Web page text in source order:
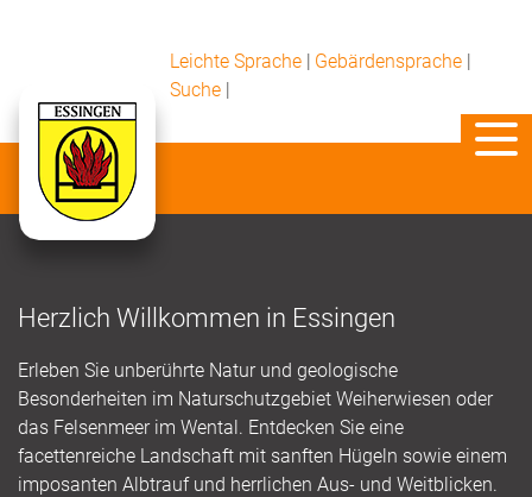
Leichte Sprache | Gebärdensprache |
Suche |
Herzlich Willkommen in Essingen
Erleben Sie unberührte Natur und geologische
Besonderheiten im Naturschutzgebiet Weiherwiesen oder
das Felsenmeer im Wental. Entdecken Sie eine
facettenreiche Landschaft mit sanften Hügeln sowie einem
imposanten Albtrauf und herrlichen Aus- und Weitblicken.